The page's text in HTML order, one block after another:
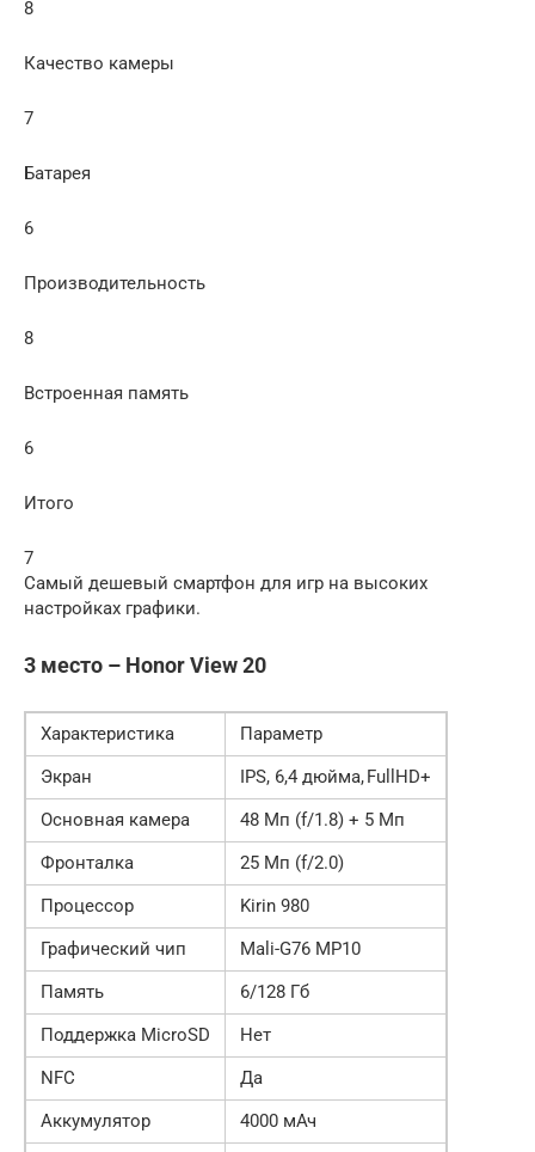
8
Качество камеры
7
Батарея
6
Производительность
8
Встроенная память
6
Итого
7
Самый дешевый смартфон для игр на высоких
настройках графики.
3 место – Honor View 20
Характеристика
Параметр
Экран
IPS, 6,4 дюйма, FullHD+
Основная камера
48 Мп (f/1.8) + 5 Мп
Фронталка
25 Мп (f/2.0)
Процессор
Kirin 980
Графический чип
Mali-G76 MP10
Память
6/128 Гб
Поддержка MicroSD
Нет
NFC
Да
Аккумулятор
4000 мАч